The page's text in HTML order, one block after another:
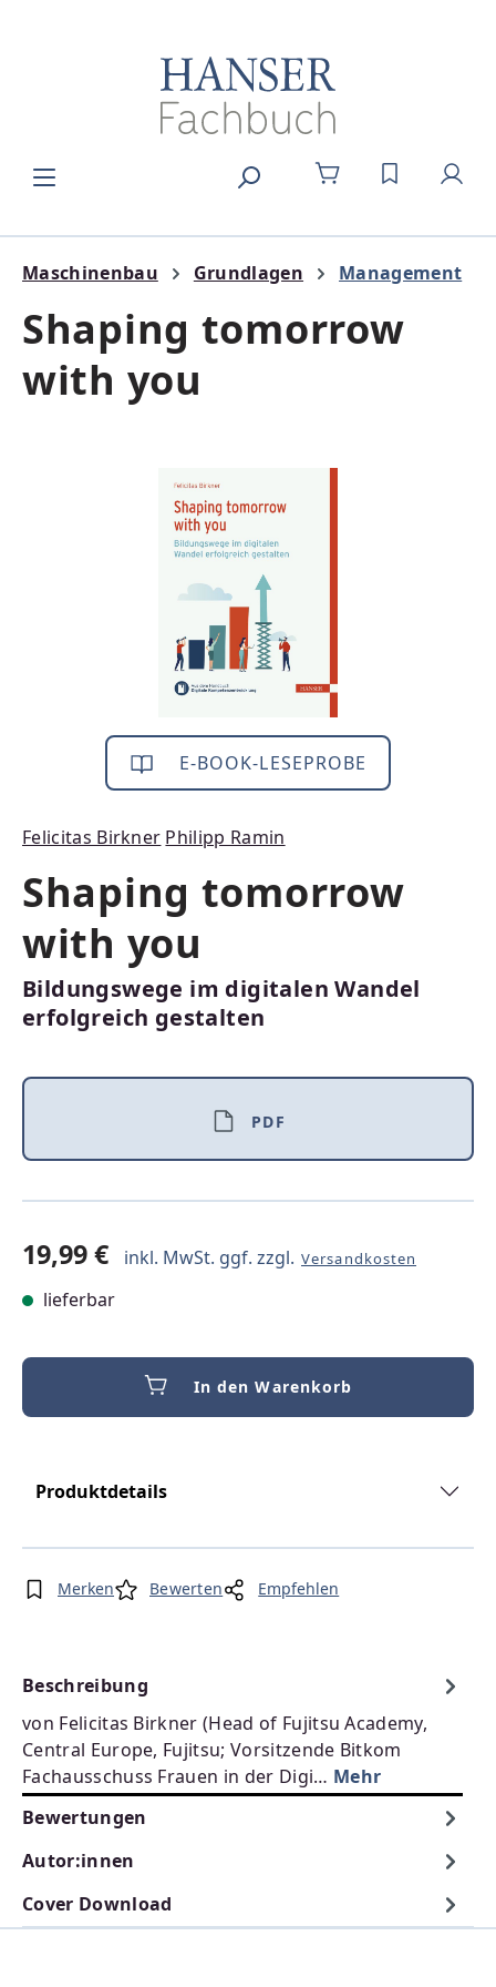
DU HAST 0
Maschinenbau Grundlagen Management
Shaping tomorrow
with you
Bildergalerie überspringen
E-BOOK-LESEPROBE
Felicitas Birkner Philipp Ramin
Shaping tomorrow
with you
Bildungswege im digitalen Wandel
erfolgreich gestalten
PDF
19,99 € inkl. MwSt. ggf. zzgl. Versandkosten
lieferbar
In den Warenkorb
Produktdetails
Merken Bewerten Empfehlen
Beschreibung
von Felicitas Birkner (Head of Fujitsu Academy,
Central Europe, Fujitsu; Vorsitzende Bitkom
Fachausschuss Frauen in der Digi… Mehr
Bewertungen
Autor:innen
Cover Download